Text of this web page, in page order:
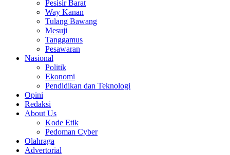
Pesisir Barat
Way Kanan
Tulang Bawang
Mesuji
Tanggamus
Pesawaran
Nasional
Politik
Ekonomi
Pendidikan dan Teknologi
Opini
Redaksi
About Us
Kode Etik
Pedoman Cyber
Olahraga
Advertorial